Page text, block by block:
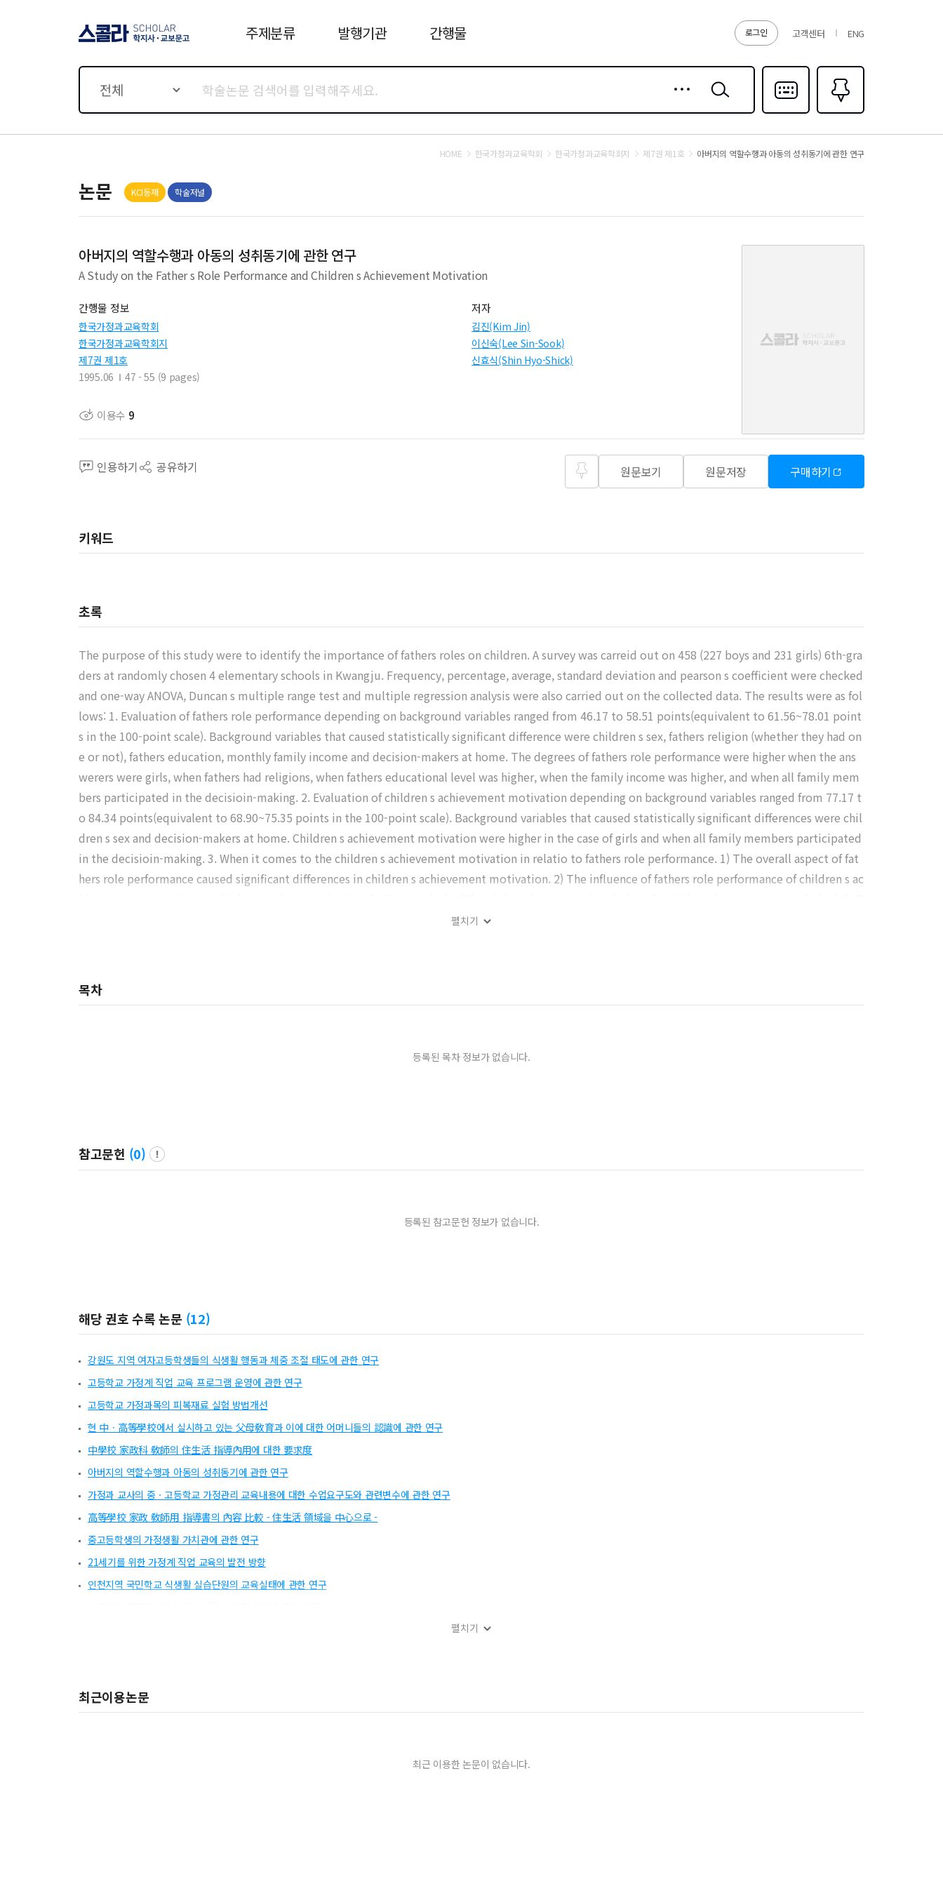
로그인 고객센터 ENG
주제분류 발행기관 간행물
전체
검색
다국어입력
즐겨찾기0
HOME 한국가정과교육학회 한국가정과교육학회지 제7권 제1호 아버지의 역할수행과 아동의 성취동기에 관한 연구
논문 KCI등재 학술저널
아버지의 역할수행과 아동의 성취동기에 관한 연구
A Study on the Father s Role Performance and Children s Achievement Motivation
간행물 정보
한국가정과교육학회
한국가정과교육학회지
제7권 제1호
1995.06
47 - 55 (9 pages)
저자
김진(Kim Jin)
이신숙(Lee Sin-Sook)
신효식(Shin Hyo-Shick)
이용수 9
인용하기 공유하기 원문보기 원문저장 구매하기
키워드
초록
The purpose of this study were to identify the importance of fathers roles on children. A survey was carreid out on 458 (227 boys and 231 girls) 6th-gra
ders at randomly chosen 4 elementary schools in Kwangju. Frequency, percentage, average, standard deviation and pearson s coefficient were checked
and one-way ANOVA, Duncan s multiple range test and multiple regression analysis were also carried out on the collected data. The results were as fol
lows: 1. Evaluation of fathers role performance depending on background variables ranged from 46.17 to 58.51 points(equivalent to 61.56~78.01 point
s in the 100-point scale). Background variables that caused statistically significant difference were children s sex, fathers religion (whether they had on
e or not), fathers education, monthly family income and decision-makers at home. The degrees of fathers role performance were higher when the ans
werers were girls, when fathers had religions, when fathers educational level was higher, when the family income was higher, and when all family mem
bers participated in the decisioin-making. 2. Evaluation of children s achievement motivation depending on background variables ranged from 77.17 t
o 84.34 points(equivalent to 68.90~75.35 points in the 100-point scale). Background variables that caused statistically significant differences were chil
dren s sex and decision-makers at home. Children s achievement motivation were higher in the case of girls and when all family members participated
in the decisioin-making. 3. When it comes to the children s achievement motivation in relatio to fathers role performance. 1) The overall aspect of fat
hers role performance caused significant differences in children s achievement motivation. 2) The influence of fathers role performance of children s ac
펼치기
목차
등록된 목차 정보가 없습니다.
참고문헌 (0)
등록된 참고문헌 정보가 없습니다.
해당 권호 수록 논문 (12)
강원도 지역 여자고등학생들의 식생활 행동과 체중 조절 태도에 관한 연구
고등학교 가정계 직업 교육 프로그램 운영에 관한 연구
고등학교 가정과목의 피복재료 실험 방법개선
현 中ㆍ高等學校에서 실시하고 있는 父母敎育과 이에 대한 어머니들의 認識에 관한 연구
中學校 家政科 敎師의 住生活 指導內用에 대한 要求度
아버지의 역할수행과 아동의 성취동기에 관한 연구
가정과 교사의 중ㆍ고등학교 가정관리 교육내용에 대한 수업요구도와 관련변수에 관한 연구
高等學校 家政 敎師用 指導書의 內容 比較 - 住生活 領域을 中心으로 -
중고등학생의 가정생활 가치관에 관한 연구
21세기를 위한 가정계 직업 교육의 발전 방향
인천지역 국민학교 식생활 실습단원의 교육실태에 관한 연구
펼치기
최근이용논문
최근 이용한 논문이 없습니다.